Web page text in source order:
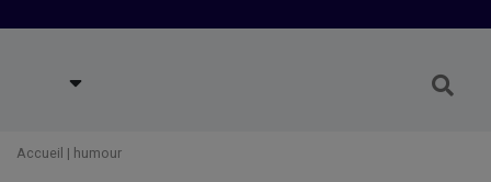
Accueil | humour